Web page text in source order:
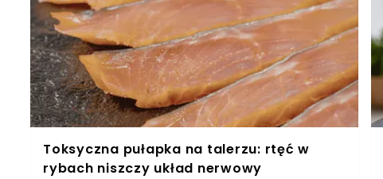
Toksyczna pułapka na talerzu: rtęć w
rybach niszczy układ nerwowy